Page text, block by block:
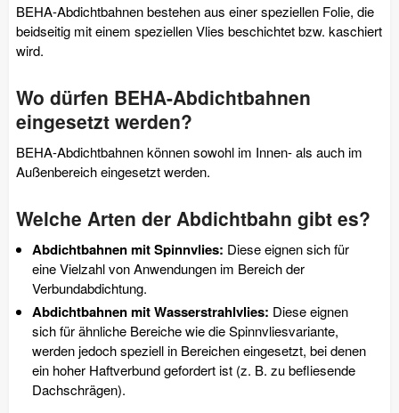
BEHA-Abdichtbahnen bestehen aus einer speziellen Folie, die
beidseitig mit einem speziellen Vlies beschichtet bzw. kaschiert
wird.
Wo dürfen BEHA-Abdichtbahnen
eingesetzt werden?
BEHA-Abdichtbahnen können sowohl im Innen- als auch im
Außenbereich eingesetzt werden.
Welche Arten der Abdichtbahn gibt es?
Abdichtbahnen mit Spinnvlies: Diese eignen sich für
eine Vielzahl von Anwendungen im Bereich der
Verbundabdichtung.
Abdichtbahnen mit Wasserstrahlvlies: Diese eignen
sich für ähnliche Bereiche wie die Spinnvliesvariante,
werden jedoch speziell in Bereichen eingesetzt, bei denen
ein hoher Haftverbund gefordert ist (z. B. zu befliesende
Dachschrägen).